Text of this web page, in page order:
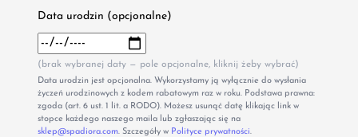
Data urodzin (opcjonalne)
(brak wybranej daty — pole opcjonalne, kliknij żeby wybrać)
Data urodzin jest opcjonalna. Wykorzystamy ją wyłącznie do wysłania
życzeń urodzinowych z kodem rabatowym raz w roku. Podstawa prawna:
zgoda (art. 6 ust. 1 lit. a RODO). Możesz usunąć datę klikając link w
stopce każdego naszego maila lub zgłaszając się na
sklep@spadiora.com. Szczegóły w Polityce prywatności.